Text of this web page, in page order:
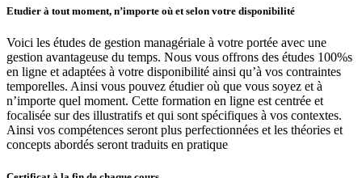
Etudier à tout moment, n’importe où et selon votre disponibilité
Voici les études de gestion managériale à votre portée avec une
gestion avantageuse du temps. Nous vous offrons des études 100%s
en ligne et adaptées à votre disponibilité ainsi qu’à vos contraintes
temporelles. Ainsi vous pouvez étudier où que vous soyez et à
n’importe quel moment. Cette formation en ligne est centrée et
focalisée sur des illustratifs et qui sont spécifiques à vos contextes.
Ainsi vos compétences seront plus perfectionnées et les théories et
concepts abordés seront traduits en pratique